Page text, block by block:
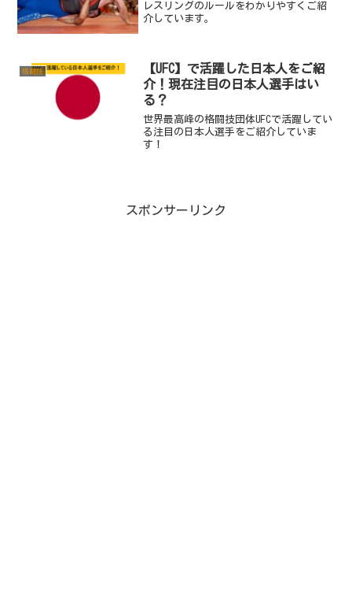
レスリングのルールをわかりやすくご紹
介しています。
格闘技
【UFC】で活躍した日本人をご紹
介！現在注目の日本人選手はい
る？
世界最高峰の格闘技団体UFCで活躍してい
る注目の日本人選手をご紹介していま
す！
スポンサーリンク